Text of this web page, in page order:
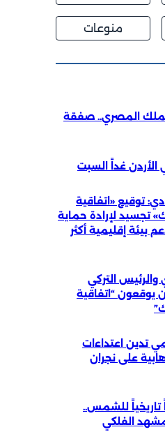
منوعات
المصري.. صفقة
الأردن غداً السبت
توقيع «اتفاقية
تجسيد لإرادة حماية
بيئة إقليمية أكثر
التركي
يوقعون “اتفاقية
تدين اعتداءات
على نجران
تاريخياً للشمس..
الفلكي